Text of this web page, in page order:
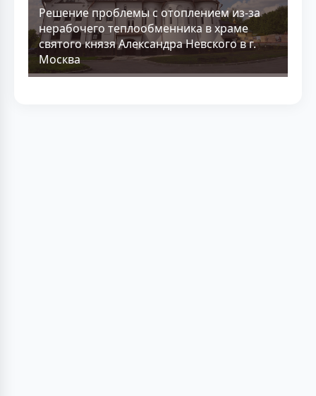
Решение проблемы с отоплением из-за
нерабочего теплообменника в храме
святого князя Александра Невского в г.
Москва